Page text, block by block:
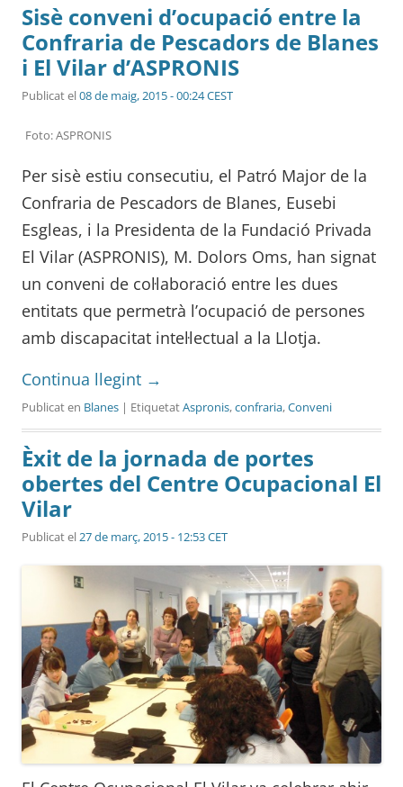
Sisè conveni d’ocupació entre la
Confraria de Pescadors de Blanes
i El Vilar d’ASPRONIS
Publicat el08 de maig, 2015 - 00:24 CEST
Foto: ASPRONIS
Per sisè estiu consecutiu, el Patró Major de la
Confraria de Pescadors de Blanes, Eusebi
Esgleas, i la Presidenta de la Fundació Privada
El Vilar (ASPRONIS), M. Dolors Oms, han signat
un conveni de col·laboració entre les dues
entitats que permetrà l’ocupació de persones
amb discapacitat intel·lectual a la Llotja.
Continua llegint →
Publicat en Blanes | EtiquetatAspronis,confraria,Conveni
Èxit de la jornada de portes
obertes del Centre Ocupacional El
Vilar
Publicat el27 de març, 2015 - 12:53 CET